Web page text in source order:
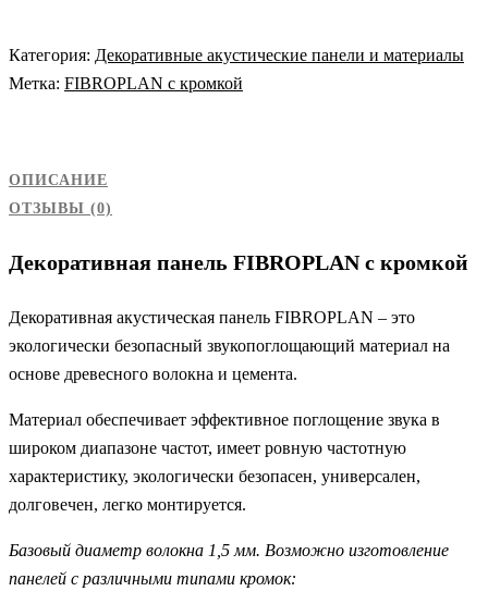
Категория: Декоративные акустические панели и материалы
Метка: FIBROPLAN с кромкой
ОПИСАНИЕ
ОТЗЫВЫ (0)
Декоративная панель FIBROPLAN с кромкой
Декоративная акустическая панель FIBROPLAN – это
экологически безопасный звукопоглощающий материал на
основе древесного волокна и цемента.
Материал обеспечивает эффективное поглощение звука в
широком диапазоне частот, имеет ровную частотную
характеристику, экологически безопасен, универсален,
долговечен, легко монтируется.
Базовый диаметр волокна 1,5 мм. Возможно изготовление
панелей с различными типами кромок: